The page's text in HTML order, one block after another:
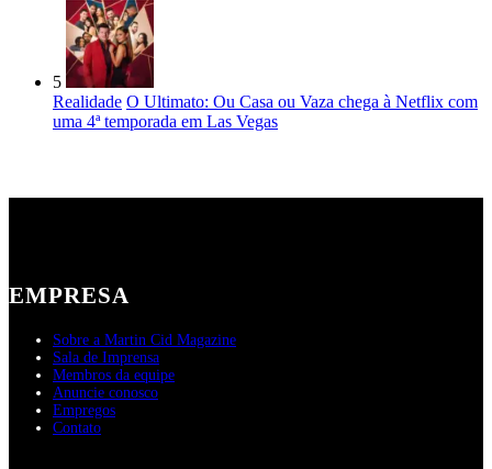
5
Realidade O Ultimato: Ou Casa ou Vaza chega à Netflix com
uma 4ª temporada em Las Vegas
EMPRESA
Sobre a Martin Cid Magazine
Sala de Imprensa
Membros da equipe
Anuncie conosco
Empregos
Contato